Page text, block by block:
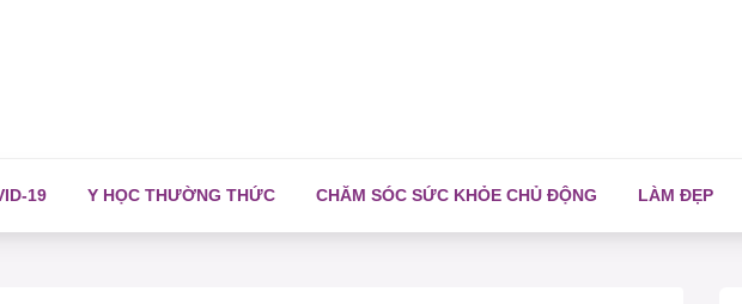
19 Y HỌC THƯỜNG THỨC CHĂM SÓC SỨC KHỎE CHỦ ĐỘNG LÀM ĐẸP